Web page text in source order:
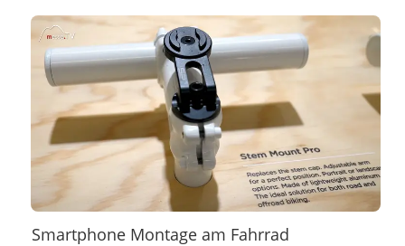
Smartphone Montage am Fahrrad